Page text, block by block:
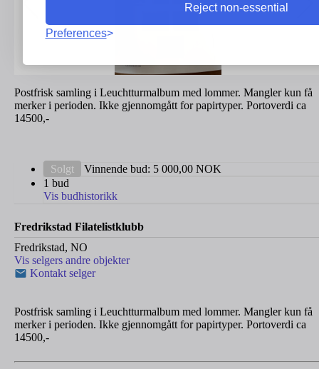
Reject non-essential
Preferences
Postfrisk samling i Leuchtturmalbum med lommer. Mangler kun få
merker i perioden. Ikke gjennomgått for papirtyper. Portoverdi ca
14500,-
Solgt Vinnende bud: 5 000,00 NOK
1 bud
Vis budhistorikk
Fredrikstad Filatelistklubb
Fredrikstad, NO
Vis selgers andre objekter
Kontakt selger
Postfrisk samling i Leuchtturmalbum med lommer. Mangler kun få
merker i perioden. Ikke gjennomgått for papirtyper. Portoverdi ca
14500,-